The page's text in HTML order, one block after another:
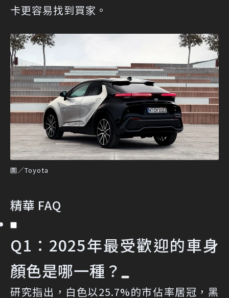
卡更容易找到買家。
圖／Toyota
精華 FAQ
Q1：2025年最受歡迎的車身
顏色是哪一種？
研究指出，白色以25.7%的市佔率居冠，黑